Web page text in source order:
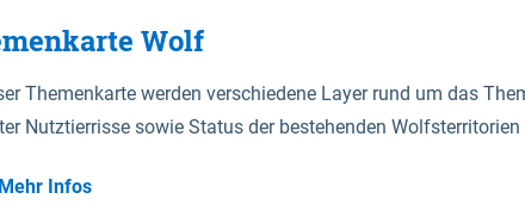
Wolf
Themenkarte werden verschiedene Layer rund um das
Nutztierrisse sowie Status der bestehenden
Mehr Infos